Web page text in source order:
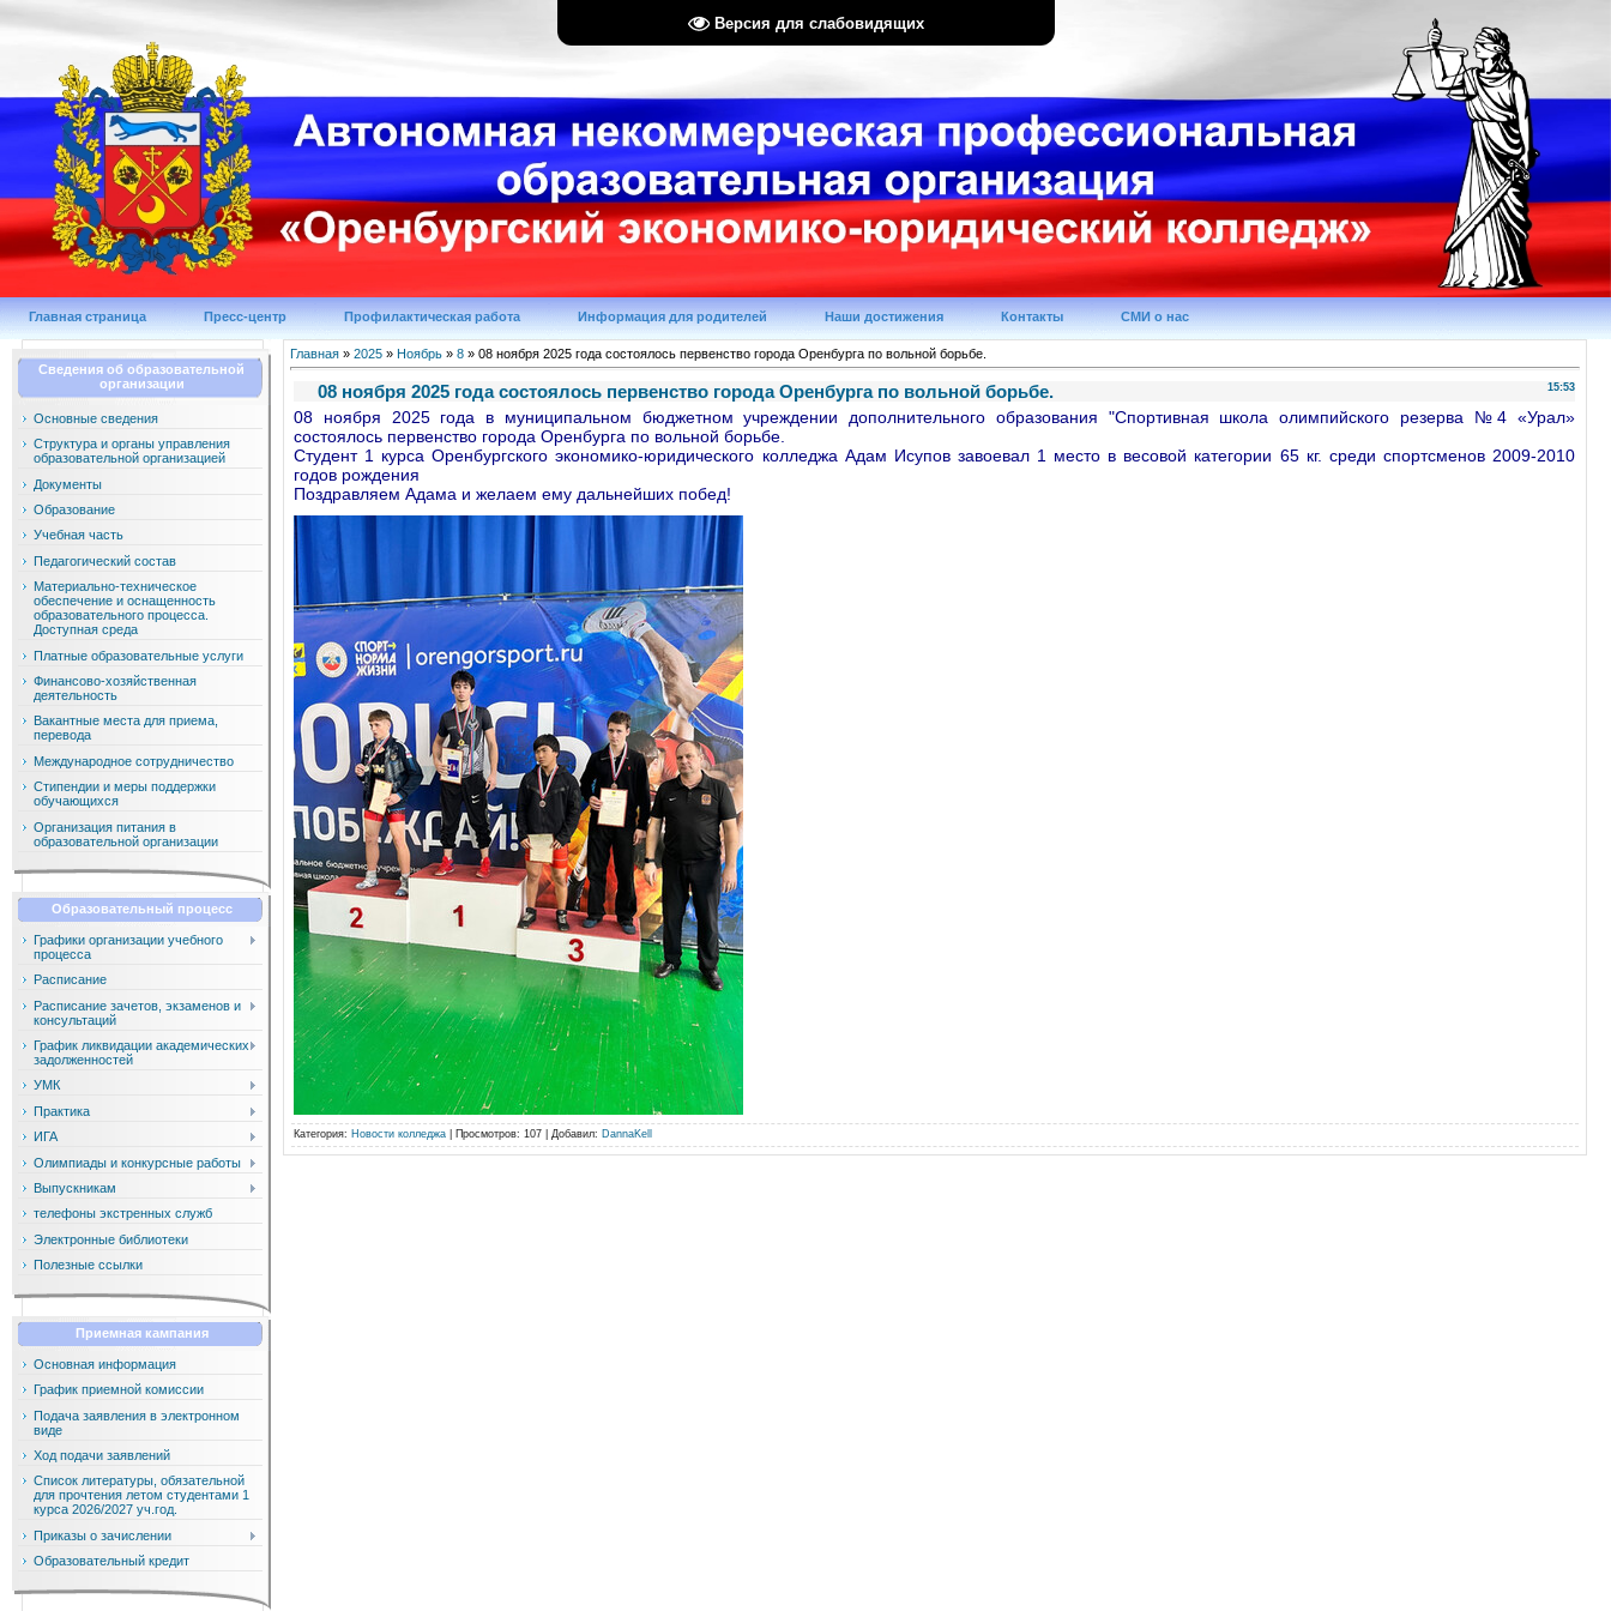
Версия для слабовидящих
Главная страница Пресс-центр Профилактическая работа Информация для родителей Наши достижения Контакты СМИ о нас
Сведения об образовательной
организации
Основные сведения
Структура и органы управления
образовательной организацией
Документы
Образование
Учебная часть
Педагогический состав
Материально-техническое
обеспечение и оснащенность
образовательного процесса.
Доступная среда
Платные образовательные услуги
Финансово-хозяйственная
деятельность
Вакантные места для приема,
перевода
Международное сотрудничество
Стипендии и меры поддержки
обучающихся
Организация питания в
образовательной организации
Образовательный процесс
Графики организации учебного
процесса
Расписание
Расписание зачетов, экзаменов и
консультаций
График ликвидации академических
задолженностей
УМК
Практика
ИГА
Олимпиады и конкурсные работы
Выпускникам
телефоны экстренных служб
Электронные библиотеки
Полезные ссылки
Приемная кампания
Основная информация
График приемной комиссии
Подача заявления в электронном
виде
Ход подачи заявлений
Список литературы, обязательной
для прочтения летом студентами 1
курса 2026/2027 уч.год.
Приказы о зачислении
Образовательный кредит
Главная » 2025 » Ноябрь » 8 » 08 ноября 2025 года состоялось первенство города Оренбурга по вольной борьбе.
15:53
08 ноября 2025 года состоялось первенство города Оренбурга по вольной борьбе.
08 ноября 2025 года в муниципальном бюджетном учреждении дополнительного образования "Спортивная школа олимпийского резерва №4 «Урал»
состоялось первенство города Оренбурга по вольной борьбе.
Студент 1 курса Оренбургского экономико-юридического колледжа Адам Исуповзавоевал 1 место в весовой категории 65 кг. среди спортсменов 2009-2010
годов рождения
Поздравляем Адама и желаем ему дальнейших побед!
Категория: Новости колледжа Просмотров: 107 | Добавил: DannaKell